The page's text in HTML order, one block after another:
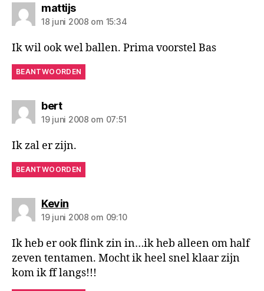
mattijszegt:
18 juni 2008 om 15:34
Ik wil ook wel ballen. Prima voorstel Bas
BEANTWOORDEN
bertzegt:
19 juni 2008 om 07:51
Ik zal er zijn.
BEANTWOORDEN
Kevinzegt:
19 juni 2008 om 09:10
Ik heb er ook flink zin in…ik heb alleen om half
zeven tentamen. Mocht ik heel snel klaar zijn
kom ik ff langs!!!